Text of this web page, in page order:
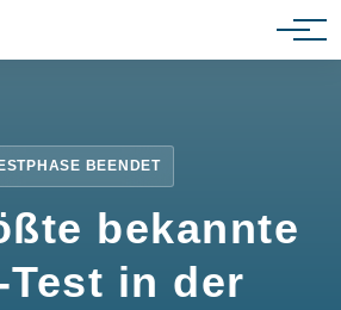
BEENDET
bekannte
Test in der